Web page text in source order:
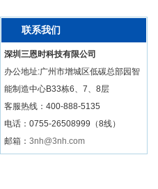
联系我们
深圳三恩时科技有限公司
办公地址:广州市增城区低碳总部园智
能制造中心B33栋6、7、8层
客服热线： 400-888-5135
电话：0755-26508999（8线）
邮箱： 3nh@3nh.com